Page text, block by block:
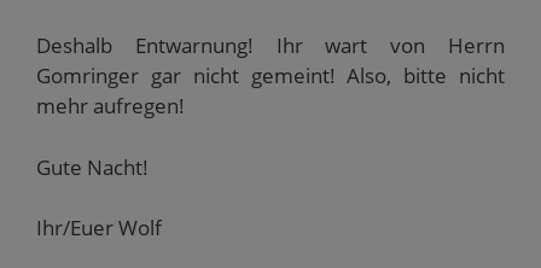
Deshalb Entwarnung! Ihr wart von Herrn
Gomringer gar nicht gemeint! Also, bitte nicht
mehr aufregen!
Gute Nacht!
Ihr/Euer Wolf